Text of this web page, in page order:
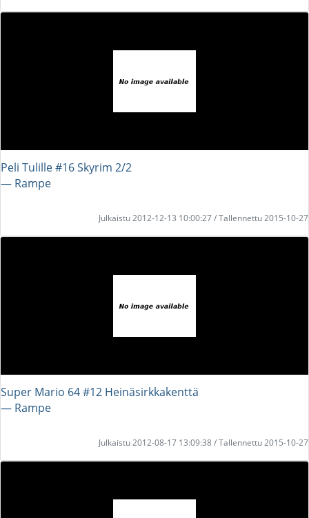
Peli Tulille #16 Skyrim 2/2
― Rampe
Julkaistu 2012-12-13 10:00:27 / Tallennettu 2015-10-27
Super Mario 64 #12 Heinäsirkkakenttä
― Rampe
Julkaistu 2012-08-17 13:09:38 / Tallennettu 2015-10-27